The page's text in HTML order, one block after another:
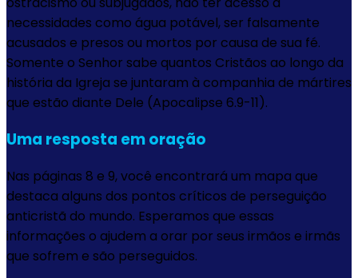
necessidades como água potável, ser falsamente
acusados e presos ou mortos por causa de sua fé.
Somente o Senhor sabe quantos Cristãos ao longo da
história da Igreja se juntaram à companhia de mártires
que estão diante Dele (Apocalipse 6.9-11).
Uma resposta em oração
Nas páginas 8 e 9, você encontrará um mapa que
destaca alguns dos pontos críticos de perseguição
anticristã do mundo. Esperamos que essas
informações o ajudem a orar por seus irmãos e irmãs
que sofrem e são perseguidos.